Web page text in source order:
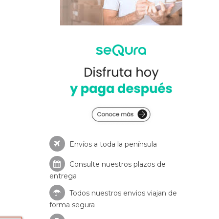
Envíos a toda la península
Consulte nuestros plazos de
entrega
Todos nuestros envios viajan de
forma segura